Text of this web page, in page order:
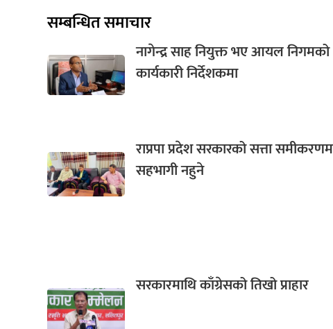
सम्बन्धित समाचार
नागेन्द्र साह नियुक्त भए आयल निगमको
कार्यकारी निर्देशकमा
राप्रपा प्रदेश सरकारको सत्ता
सहभागी नहुने
सरकारमाथि काँग्रेसको तिखो प्राहार